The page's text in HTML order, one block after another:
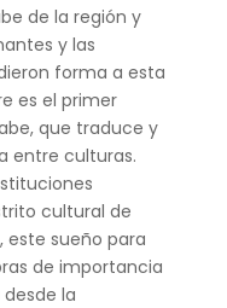
de la región y
y las
forma a esta
es el primer
que traduce y
entre culturas.
cultural de
este sueño para
de importancia
la